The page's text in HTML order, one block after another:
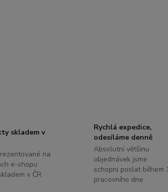
skladem v
na
e-shopu
v ČR
Rychlá expedice,
odesíláme denně
Absolutní většinu
objednávek jsme
schopni poslat během
pracovního dne